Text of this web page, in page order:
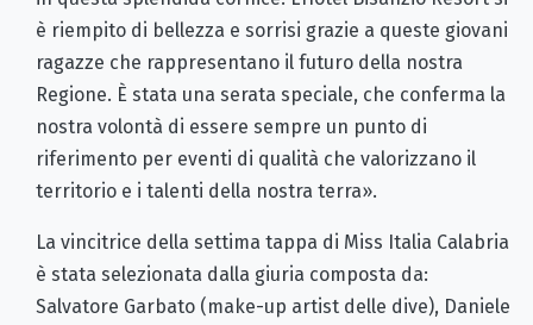
è riempito di bellezza e sorrisi grazie a queste giovani
ragazze che rappresentano il futuro della nostra
Regione. È stata una serata speciale, che conferma la
nostra volontà di essere sempre un punto di
riferimento per eventi di qualità che valorizzano il
territorio e i talenti della nostra terra».
La vincitrice della settima tappa di Miss Italia Calabria
è stata selezionata dalla giuria composta da:
Salvatore Garbato (make-up artist delle dive), Daniele